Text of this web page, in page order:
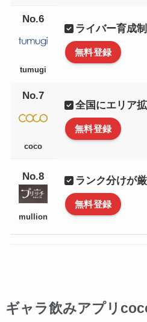
No.6
tumugi
ライバー育成
無料登録
No.7
coco
全国にエリア
無料登録
No.8
mullion
ランク分けが
無料登録
ギャラ飲みアプリ